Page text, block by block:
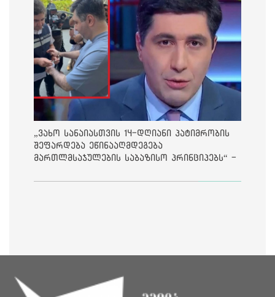
„ვახო სანაიასთვის 14-დღიანი პატიმრობის
შეფარდება ეწინააღმდეგება
მართლმსაჯულების საბაზისო პრინციპებს“ -